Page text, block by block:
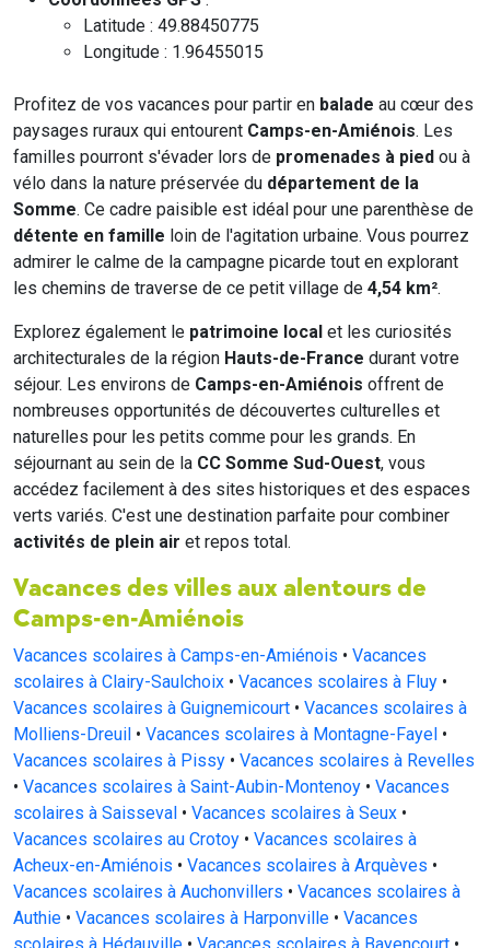
Latitude : 49.88450775
Longitude : 1.96455015
Profitez de vos vacances pour partir en balade au cœur des
paysages ruraux qui entourent Camps-en-Amiénois. Les
familles pourront s'évader lors de promenades à pied ou à
vélo dans la nature préservée du département de la
Somme. Ce cadre paisible est idéal pour une parenthèse de
détente en famille loin de l'agitation urbaine. Vous pourrez
admirer le calme de la campagne picarde tout en explorant
les chemins de traverse de ce petit village de 4,54 km².
Explorez également le patrimoine local et les curiosités
architecturales de la région Hauts-de-France durant votre
séjour. Les environs de Camps-en-Amiénois offrent de
nombreuses opportunités de découvertes culturelles et
naturelles pour les petits comme pour les grands. En
séjournant au sein de la CC Somme Sud-Ouest, vous
accédez facilement à des sites historiques et des espaces
verts variés. C'est une destination parfaite pour combiner
activités de plein air et repos total.
Vacances des villes aux alentours de
Camps-en-Amiénois
Vacances scolaires à Camps-en-Amiénois • Vacances
scolaires à Clairy-Saulchoix • Vacances scolaires à Fluy •
Vacances scolaires à Guignemicourt • Vacances scolaires à
Molliens-Dreuil • Vacances scolaires à Montagne-Fayel •
Vacances scolaires à Pissy • Vacances scolaires à Revelles
• Vacances scolaires à Saint-Aubin-Montenoy • Vacances
scolaires à Saisseval • Vacances scolaires à Seux •
Vacances scolaires au Crotoy • Vacances scolaires à
Acheux-en-Amiénois • Vacances scolaires à Arquèves •
Vacances scolaires à Auchonvillers • Vacances scolaires à
Authie • Vacances scolaires à Harponville • Vacances